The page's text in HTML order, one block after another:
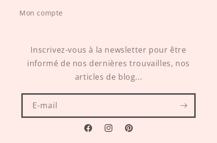
Mon compte
Inscrivez-vous à la newsletter pour être
informé de nos dernières trouvailles, nos
articles de blog...
E-mail
FacebookInstagramPinterest